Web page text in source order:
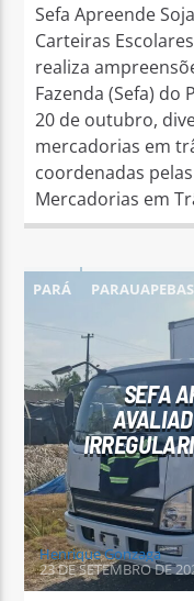
Sefa Apreende
Carteiras
realiza
Fazenda (Sefa) do
20 de outubro,
mercadorias em
coordenadas
Mercadorias em
PARÁ PARAUAPEBAS
SEFA
Henrique Gonzaga
23 DE SETEMBRO DE